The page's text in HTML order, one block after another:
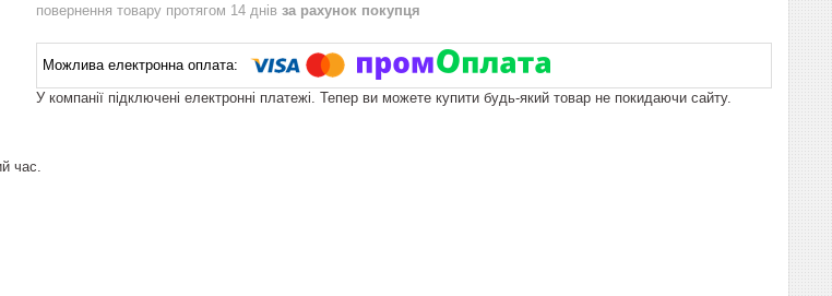
повернення товару протягом 14 днів за рахунок покупця
У компанії підключені електронні платежі. Тепер ви можете купити будь-який товар не покидаючи сайту.
час.